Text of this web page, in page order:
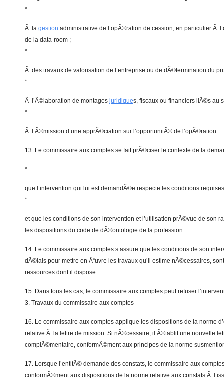
*
Ã la gestion administrative de l’opÃ©ration de cession, en particulier Ã
de la data-room ;
*
Ã des travaux de valorisation de l’entreprise ou de dÃ©termination du
*
Ã l’Ã©laboration de montages juridiques, fiscaux ou financiers liÃ©s au
*
Ã l’Ã©mission d’une apprÃ©ciation sur l’opportunitÃ© de l’opÃ©ration.
13. Le commissaire aux comptes se fait prÃ©ciser le contexte de la
*
que l’intervention qui lui est demandÃ©e respecte les conditions
*
et que les conditions de son intervention et l’utilisation prÃ©vue de son
les dispositions du code de dÃ©ontologie de la profession.
14. Le commissaire aux comptes s’assure que les conditions de son
dÃ©lais pour mettre en Å“uvre les travaux qu’il estime nÃ©cessaires,
ressources dont il dispose.
15. Dans tous les cas, le commissaire aux comptes peut refuser
3. Travaux du commissaire aux comptes
16. Le commissaire aux comptes applique les dispositions de la norme
relative Ã la lettre de mission. Si nÃ©cessaire, il Ã©tablit une nouvelle
complÃ©mentaire, conformÃ©ment aux principes de la norme
17. Lorsque l’entitÃ© demande des constats, le commissaire aux
conformÃ©ment aux dispositions de la norme relative aux constats Ã